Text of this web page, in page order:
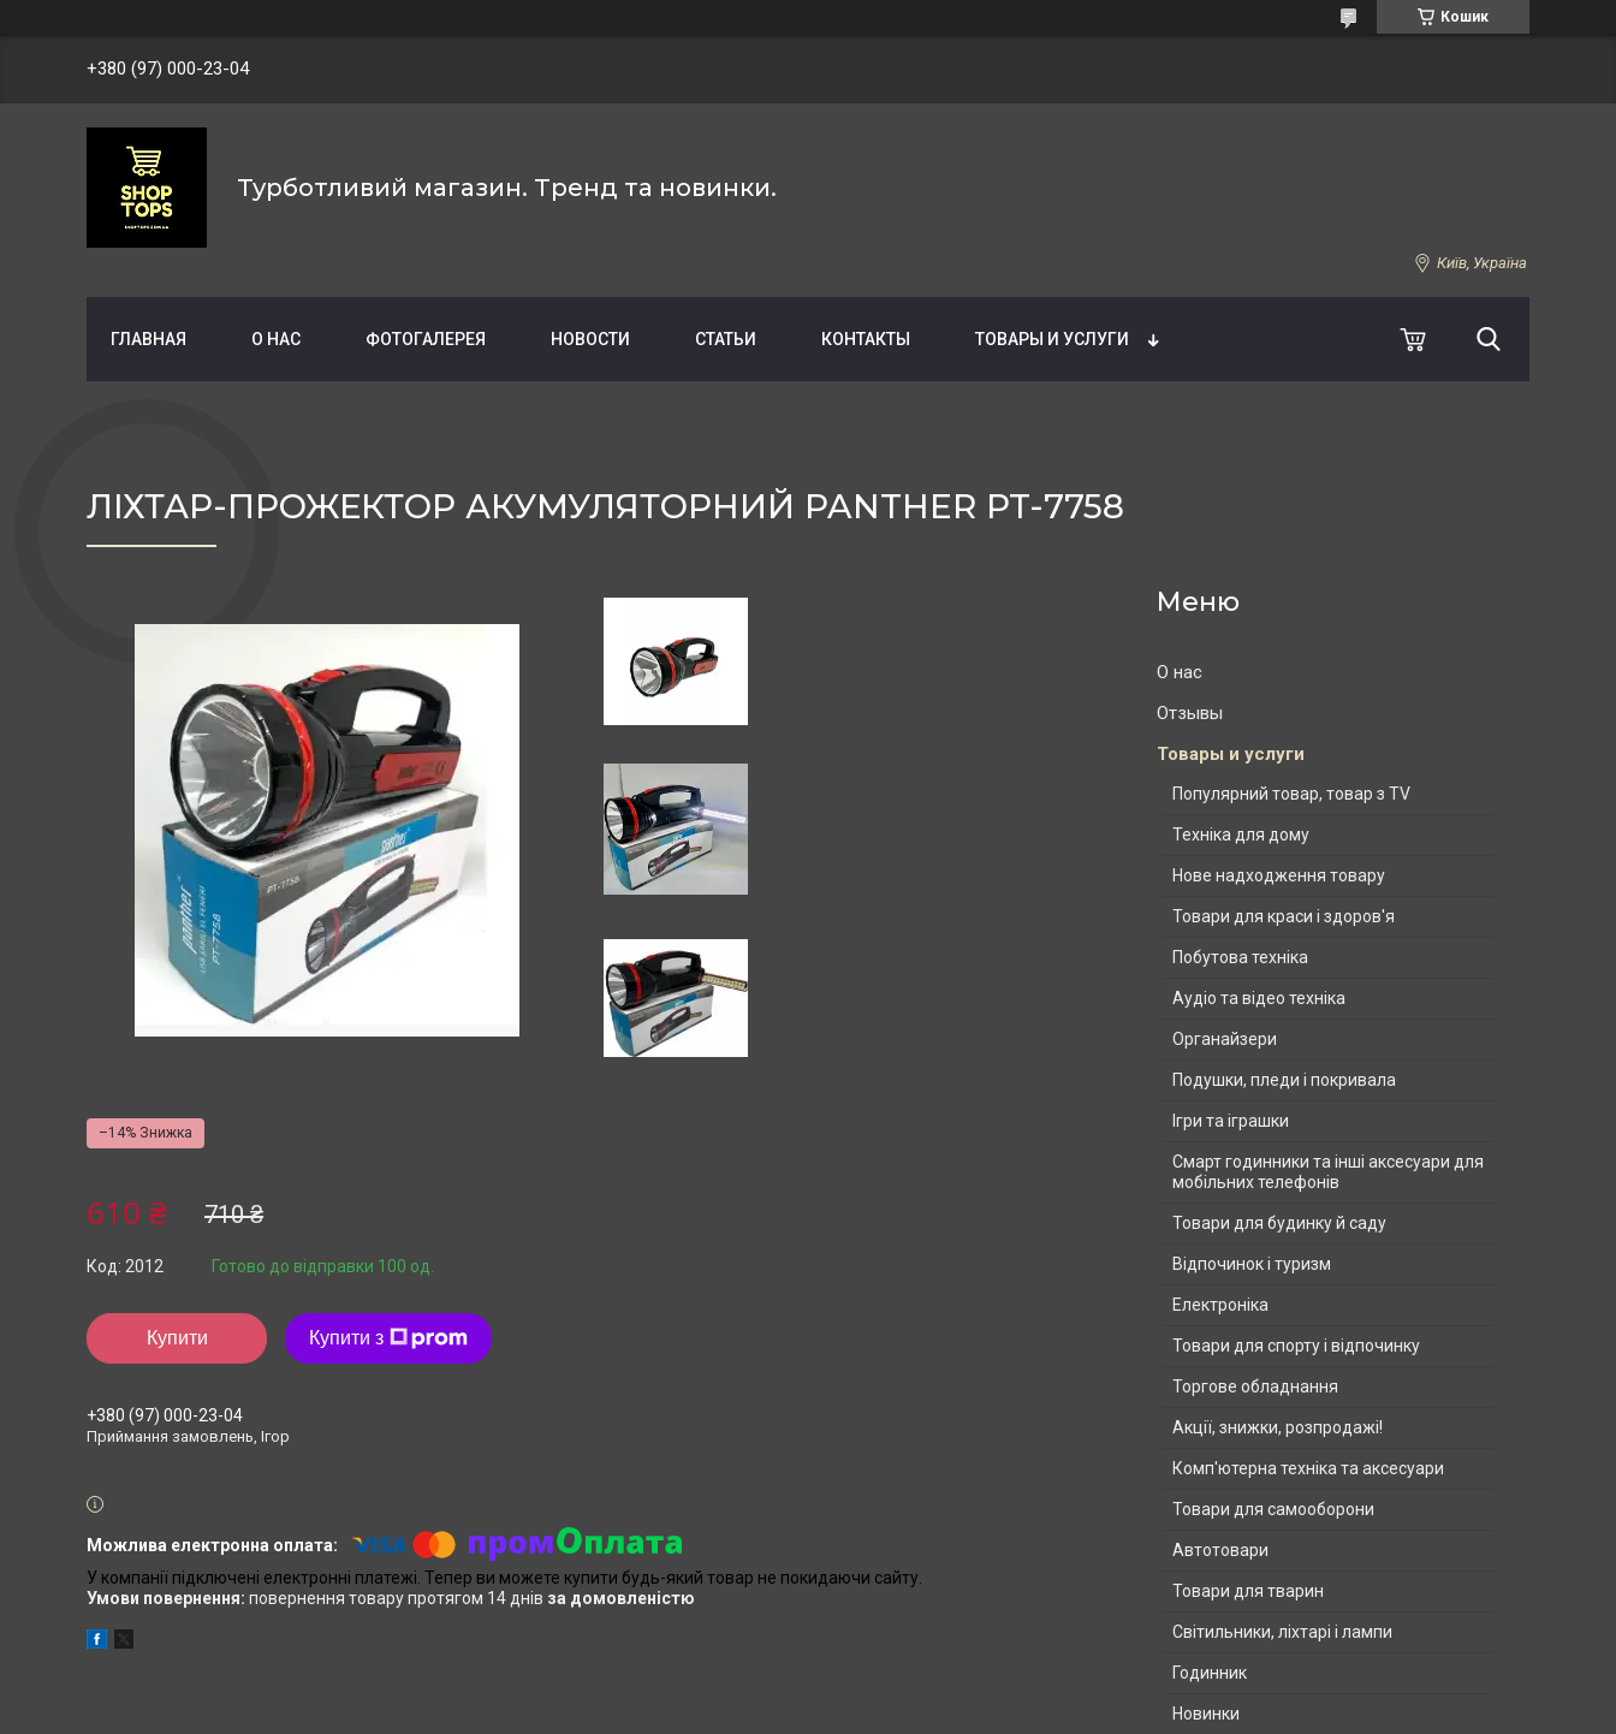
Кошик
+380 (97) 000-23-04
Турботливий магазин. Тренд та новинки.
Київ, Україна
ГЛАВНАЯ О НАС ФОТОГАЛЕРЕЯ НОВОСТИ СТАТЬИ КОНТАКТЫ ТОВАРЫ И УСЛУГИ
ЛІХТАР-ПРОЖЕКТОР АКУМУЛЯТОРНИЙ PANTHER PT-7758
О нас
Отзывы
Товары и услуги
Популярний товар, товар з TV
Техніка для дому
Нове надходження товару
Товари для краси і здоров'я
Побутова техніка
Аудіо та відео техніка
Органайзери
Подушки, пледи і покривала
Ігри та іграшки
Смарт годинники та інші аксесуари для
мобільних телефонів
Товари для будинку й саду
Відпочинок і туризм
Електроніка
Товари для спорту і відпочинку
Торгове обладнання
Акції, знижки, розпродажі!
Комп'ютерна техніка та аксесуари
Товари для самооборони
Автотовари
Товари для тварин
Світильники, ліхтарі і лампи
Годинник
Новинки
–14%
710 ₴
610 ₴
Готово до відправки 100 од.
Код: 2012
Купити Купити з
+380 (97) 000-23-04
Приймання замовлень, Ігор
У компанії підключені електронні платежі. Тепер ви можете купити будь-який товар не покидаючи сайту.
повернення товару протягом 14 днів за домовленістю